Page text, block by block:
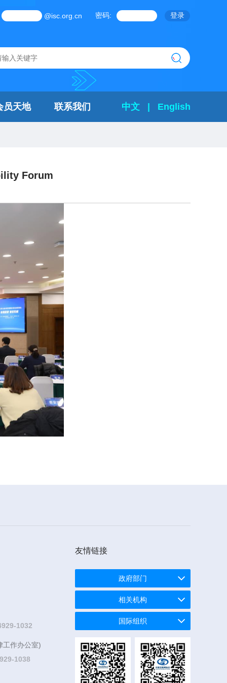
@isc.org.cn 密码:
员天地 联系我们 中文 English
Forum
1032
工作办公室)
1038
友情链接
政府部门
相关机构
国际组织